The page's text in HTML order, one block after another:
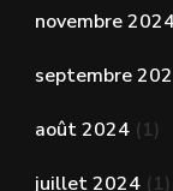
novembre
septembre
août 2024 (1)
juillet 2024 (1)